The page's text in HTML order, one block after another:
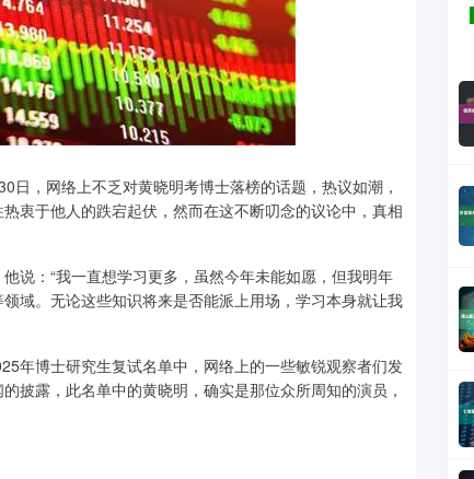
，网络上不乏对黄晓明考博士落榜的话题，热议如潮，
衷于他人的跌宕起伏，然而在这不断叨念的议论中，真相
说：“我一直想学习更多，虽然今年未能如愿，但我明年
域。无论这些知识将来是否能派上用场，学习本身就让我
年博士研究生复试名单中，网络上的一些敏锐观察者们发
披露，此名单中的黄晓明，确实是那位众所周知的演员，